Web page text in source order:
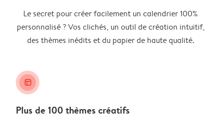
Le secret pour créer facilement un calendrier 100%
personnalisé ? Vos clichés, un outil de création intuitif,
des thèmes inédits et du papier de haute qualité.
layout_alt
Plus de 100 thèmes créatifs